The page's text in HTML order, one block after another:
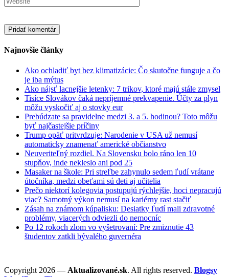
Najnovšie články
Ako ochladiť byt bez klimatizácie: Čo skutočne funguje a čo
je iba mýtus
Ako nájsť lacnejšie letenky: 7 trikov, ktoré majú stále zmysel
Tisíce Slovákov čaká nepríjemné prekvapenie. Účty za plyn
môžu vyskočiť aj o stovky eur
Prebúdzate sa pravidelne medzi 3. a 5. hodinou? Toto môžu
byť najčastejšie príčiny
Trump opäť pritvrdzuje: Narodenie v USA už nemusí
automaticky znamenať americké občianstvo
Neuveriteľný rozdiel. Na Slovensku bolo ráno len 10
stupňov, inde nekleslo ani pod 25
Masaker na škole: Pri streľbe zahynulo sedem ľudí vrátane
útočníka, medzi obeťami sú deti aj učitelia
Prečo niektorí kolegovia postupujú rýchlejšie, hoci nepracujú
viac? Samotný výkon nemusí na kariérny rast stačiť
Zásah na známom kúpalisku: Desiatky ľudí mali zdravotné
problémy, viacerých odviezli do nemocníc
Po 12 rokoch zlom vo vyšetrovaní: Pre zmiznutie 43
študentov zatkli bývalého guvernéra
Copyright 2026 — Aktualizované.sk. All rights reserved. Blogsy